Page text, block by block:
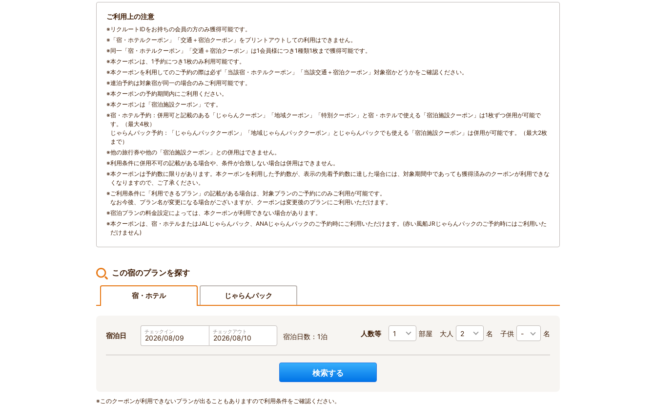
ご利用上の注意
※ リクルートIDをお持ちの会員の方のみ獲得可能です。
※ 「宿・ホテルクーポン」「交通＋宿泊クーポン」をプリントアウトしての利用はできません。
※同一「宿・ホテルクーポン」「交通＋宿泊クーポン」は1会員様につき1種類1枚まで獲得可能です。
※本クーポンは、1予約につき1枚のみ利用可能です。
※本クーポンを利用してのご予約の際は必ず「当該宿・ホテルクーポン」「当該交通＋宿泊クーポン」対象宿かどうかをご確認ください。
※連泊予約は対象宿が同一の場合のみご利用可能です。
※本クーポンの予約期間内にご利用ください。
※本クーポンは「宿泊施設クーポン」です。
※宿・ホテル予約：併用可と記載のある「じゃらんクーポン」「地域クーポン」「特別クーポン」と宿・ホテルで使える「宿泊施設クーポン」は1枚ずつ併用が可能で
す。（最大4枚）
じゃらんパック予約：「じゃらんパッククーポン」「地域じゃらんパッククーポン」とじゃらんパックでも使える「宿泊施設クーポン」は併用が可能です。（最大2枚
まで）
※他の旅行券や他の「宿泊施設クーポン」との併用はできません。
※利用条件に併用不可の記載がある場合や、条件が合致しない場合は併用はできません。
※本クーポンは予約数に限りがあります。本クーポンを利用した予約数が、表示の先着予約数に達した場合には、対象期間中であっても獲得済みのクーポンが利用できな
くなりますので、ご了承ください。
※ご利用条件に「利用できるプラン」の記載がある場合は、対象プランのご予約にのみご利用が可能です。
なお今後、プラン名が変更になる場合がございますが、クーポンは変更後のプランにご利用いただけます。
※宿泊プランの料金設定によっては、本クーポンが利用できない場合があります。
※本クーポンは、宿・ホテルまたはJALじゃらんパック、ANAじゃらんパックのご予約時にご利用いただけます。(赤い風船JRじゃらんパックのご予約時にはご利用いた
だけません)
この宿のプランを探す
宿・ホテル じゃらんパック
宿泊日 チェックイン チェックアウト
宿泊日数：1泊 人数等 部屋 大人 名 子供 - 名
検索する
※このクーポンが利用できないプランが出ることもありますので利用条件をご確認ください。